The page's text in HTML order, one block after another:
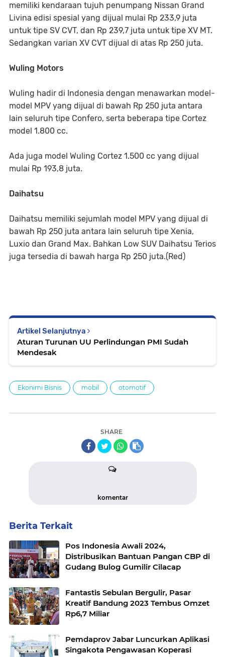
memiliki kendaraan tujuh penumpang Nissan Grand
Livina edisi spesial yang dijual mulai Rp 233,9 juta
untuk tipe SV CVT, dan Rp 239,7 juta untuk tipe XV MT.
Sedangkan varian XV CVT dijual di atas Rp 250 juta.
Wuling Motors
Wuling hadir di Indonesia dengan menawarkan model-
model MPV yang dijual di bawah Rp 250 juta antara
lain seluruh tipe Confero, serta beberapa tipe Cortez
model 1.800 cc.
Ada juga model Wuling Cortez 1.500 cc yang dijual
mulai Rp 193,8 juta.
Daihatsu
Daihatsu memiliki sejumlah model MPV yang dijual di
bawah Rp 250 juta antara lain seluruh tipe Xenia,
Luxio dan Grand Max. Bahkan Low SUV Daihatsu Terios
juga tersedia di bawah harga Rp 250 juta.(Red)
Artikel Selanjutnya
Aturan Turunan UU Perlindungan PMI Sudah
Mendesak
Ekonimi Bisnis mobil otomotif
SHARE
komentar
Berita Terkait
Pos Indonesia Awali 2024,
Distribusikan Bantuan Pangan CBP di
Gudang Bulog Gumilir Cilacap
Fantastis Sebulan Bergulir, Pasar
Kreatif Bandung 2023 Tembus Omzet
Rp6,7 Miliar
Pemdaprov Jabar Luncurkan Aplikasi
Singakota Pengawasan Koperasi